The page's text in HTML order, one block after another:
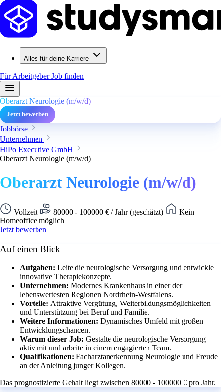
Alles für deine Karriere
Für ArbeitgeberJob finden
Oberarzt Neurologie (m/w/d)
Jetzt bewerben
Jobbörse
Unternehmen
HiPo Executive GmbH
Oberarzt Neurologie (m/w/d)
Oberarzt Neurologie (m/w/d)
Vollzeit 80000 - 100000 € / Jahr (geschätzt)
Kein
Homeoffice möglich
Jetzt bewerben
Auf einen Blick
Aufgaben: Leite die neurologische Versorgung und entwickle
innovative Therapiekonzepte.
Unternehmen: Modernes Krankenhaus in einer der
lebenswertesten Regionen Nordrhein-Westfalens.
Vorteile: Attraktive Vergütung, Weiterbildungsmöglichkeiten
und Unterstützung bei Beruf und Familie.
Weitere Informationen: Dynamisches Umfeld mit großen
Entwicklungschancen.
Warum dieser Job: Gestalte die neurologische Versorgung
aktiv mit und arbeite in einem engagierten Team.
Qualifikationen: Facharztanerkennung Neurologie und Freude
an der Anleitung junger Kollegen.
Das prognostizierte Gehalt liegt zwischen 80000 - 100000 € pro Jahr.